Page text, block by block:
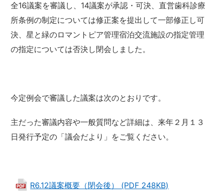
全16議案を審議し、14議案が承認・可決、直営歯科診療
所条例の制定については修正案を提出して一部修正し可
決、星と緑のロマントピア管理宿泊交流施設の指定管理
の指定については否決し閉会しました。
今定例会で審議した議案は次のとおりです。
主だった審議内容や一般質問など詳細は、来年２月１３
日発行予定の「議会だより」をご覧ください。
R6.12議案概要（閉会後） (PDF 248KB)